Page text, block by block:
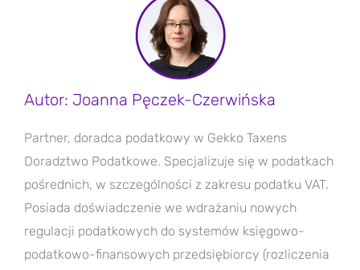
Autor: Joanna Pęczek-Czerwińska
Partner, doradca podatkowy w Gekko Taxens
Doradztwo Podatkowe. Specjalizuje się w podatkach
pośrednich, w szczególności z zakresu podatku VAT.
Posiada doświadczenie we wdrażaniu nowych
regulacji podatkowych do systemów księgowo-
podatkowo-finansowych przedsiębiorcy (rozliczenia